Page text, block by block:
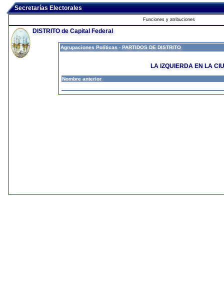
Secretarías Electorales
Funciones y atribuciones
DISTRITO de Capital Federal
Agrupaciones Políticas - PARTIDOS DE DISTRITO
LA IZQUIERDA EN LA
Nombre anterior